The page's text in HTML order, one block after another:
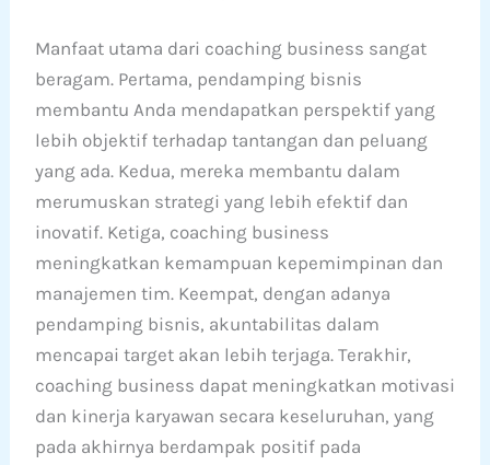
Manfaat utama dari coaching business sangat
beragam. Pertama, pendamping bisnis
membantu Anda mendapatkan perspektif yang
lebih objektif terhadap tantangan dan peluang
yang ada. Kedua, mereka membantu dalam
merumuskan strategi yang lebih efektif dan
inovatif. Ketiga, coaching business
meningkatkan kemampuan kepemimpinan dan
manajemen tim. Keempat, dengan adanya
pendamping bisnis, akuntabilitas dalam
mencapai target akan lebih terjaga. Terakhir,
coaching business dapat meningkatkan motivasi
dan kinerja karyawan secara keseluruhan, yang
pada akhirnya berdampak positif pada